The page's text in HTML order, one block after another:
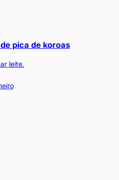
pica de koroas
leite.